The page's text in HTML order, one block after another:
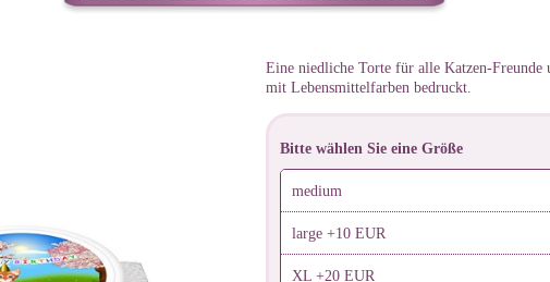
Eine niedliche Torte für alle Katzen-
mit Lebensmittelfarben bedruckt.
Bitte wählen Sie eine Größe
medium
large +10 EUR
XL +20 EUR